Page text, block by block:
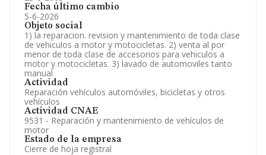
Fecha último cambio
5-6-2026
Objeto social
1) la reparacion. revision y mantenimiento de toda clase
de vehiculos a motor y motocicletas. 2) venta al por
menor de toda clase de accesorios para vehiculos a
motor y motocicletas. 3) lavado de automoviles tanto
manual
Actividad
Reparación vehículos automóviles, bicicletas y otros
vehículos
Actividad CNAE
9531 - Reparación y mantenimiento de vehículos de
motor
Estado de la empresa
Cierre de hoja registral